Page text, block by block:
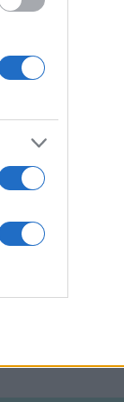
egy 17.
esti